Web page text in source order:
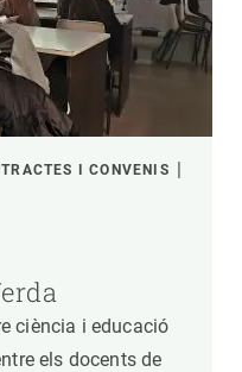
I CONVENIS
ciència i educació
els docents de